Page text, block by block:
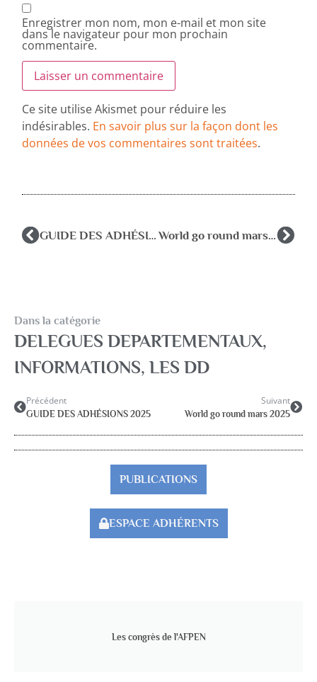
Enregistrer mon nom, mon e-mail et mon site
dans le navigateur pour mon prochain
commentaire.
Ce site utilise Akismet pour réduire les
indésirables. En savoir plus sur la façon dont les
données de vos commentaires sont traitées.
GUIDE DES ADHÉSIONS 2025 World go round mars 2025
Dans la catégorie
DELEGUES DEPARTEMENTAUX,
INFORMATIONS, LES DD
Précédent
GUIDE DES ADHÉSIONS 2025
Suivant
World go round mars 2025
PUBLICATIONS
ESPACE ADHÉRENTS
Les congrès de l'AFPEN